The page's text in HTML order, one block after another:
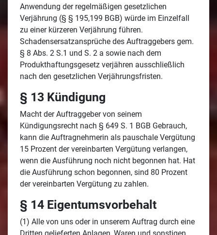
Anwendung der regelmäßigen gesetzlichen
Verjährung (§ § 195,199 BGB) würde im Einzelfall
zu einer kürzeren Verjährung führen.
Schadensersatzansprüche des Auftraggebers gem.
§ 8 Abs. 2 S.1 und S. 2 a sowie nach dem
Produkthaftungsgesetz verjähren ausschließlich
nach den gesetzlichen Verjährungsfristen.
§ 13 Kündigung
Macht der Auftraggeber von seinem
Kündigungsrecht nach § 649 S. 1 BGB Gebrauch,
kann die Auftragnehmerin als pauschale Vergütung
15 Prozent der vereinbarten Vergütung verlangen,
wenn die Ausführung noch nicht begonnen hat. Hat
die Ausführung schon begonnen, sind 80 Prozent
der vereinbarten Vergütung zu zahlen.
§ 14 Eigentumsvorbehalt
(1) Alle von uns oder in unserem Auftrag durch eine